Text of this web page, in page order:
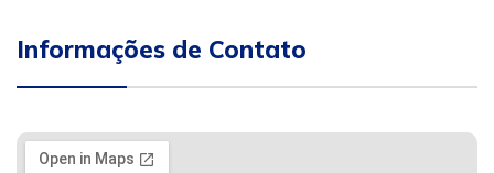
Informações de Contato